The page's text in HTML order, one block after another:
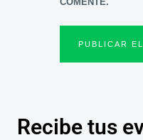
Recibe tus